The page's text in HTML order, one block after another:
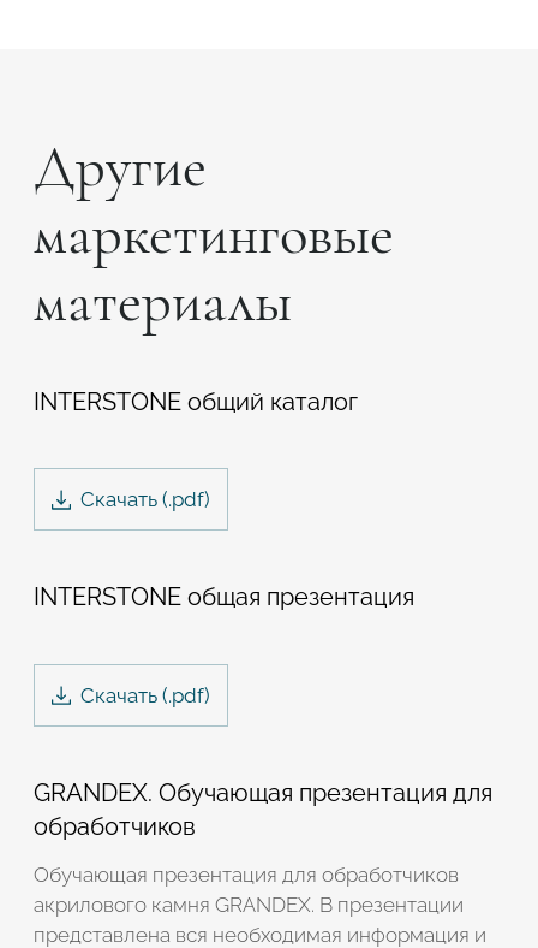
Другие
маркетинговые
материалы
INTERSTONE общий каталог
Скачать (.pdf)
INTERSTONE общая презентация
Скачать (.pdf)
GRANDEX. Обучающая презентация для
обработчиков
Обучающая презентация для обработчиков
акрилового камня GRANDEX. В презентации
представлена вся необходимая информация и
Подтвердите, что вы не робот
Подтвердите, что вы не робот
ОТПРАВИТЬ